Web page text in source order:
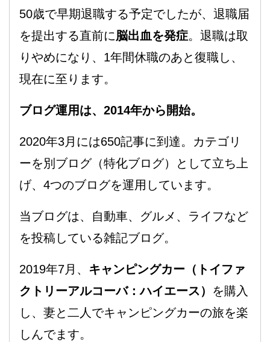
50歳で早期退職する予定でしたが、退職届
を提出する直前に脳出血を発症。退職は取
りやめになり、1年間休職のあと復職し、
現在に至ります。
ブログ運用は、2014年から開始。
2020年3月には650記事に到達。カテゴリ
ーを別ブログ（特化ブログ）として立ち上
げ、4つのブログを運用しています。
当ブログは、自動車、グルメ、ライフなど
を投稿している雑記ブログ。
2019年7月、 キャンピングカー（トイファ
クトリーアルコーバ：ハイエース） を購入
し、妻と二人でキャンピングカーの旅を楽
しんでます。